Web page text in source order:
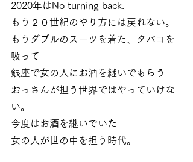
2020年はNo turning back.
もう２０世紀のやり方には戻れない。
もうダブルのスーツを着た、タバコを
吸って
銀座で女の人にお酒を継いでもらう
おっさんが担う世界ではやっていけな
い。
今度はお酒を継いでいた
女の人が世の中を担う時代。